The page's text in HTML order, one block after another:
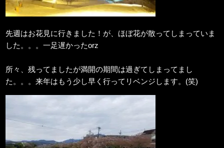
先週はお花見に行きました！が、ほぼ花が散ってしまっていま
した。。。一足遅かったorz
所々、残ってましたが満開の期間は過ぎてしまってまし
た。。。来年はもう少し早く行ってリベンジします。(笑)